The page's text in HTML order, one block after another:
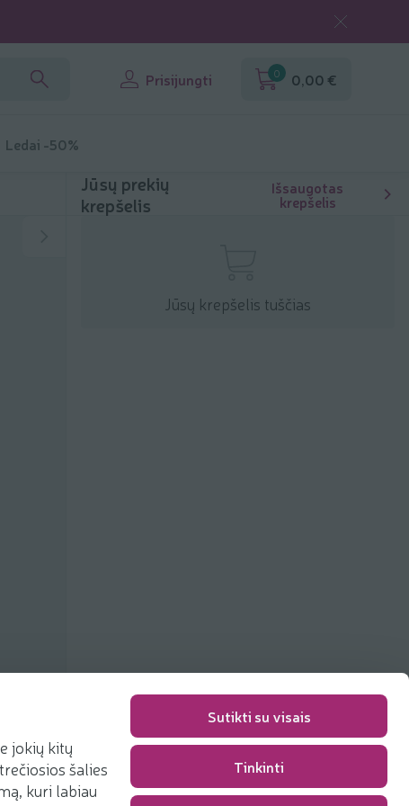
jokių kitų
šalies
kuri labiau
Sutikti su visais
Tinkinti
Prisijungti 0 0,00 €
Ledai -50%
Jūsų prekių
krepšelis
Išsaugotas
krepšelis
Jūsų krepšelis tuščias
Pakavimo mokestis 0,00 €